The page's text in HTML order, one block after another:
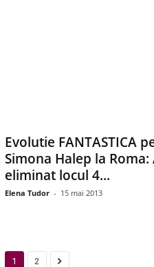
Evolutie FANTASTICA
Simona Halep la Roma:
eliminat locul 4...
Elena Tudor - 15 mai 2013
1 2